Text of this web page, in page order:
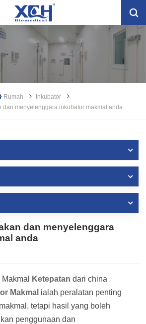
Rumah
Inkubator
dan menyelenggara inkubator makmal anda
dan menyelenggara
anda
Ketepatan dari china
Makmal ialah peralatan penting
tetapi hasil yang boleh
penggunaan dan